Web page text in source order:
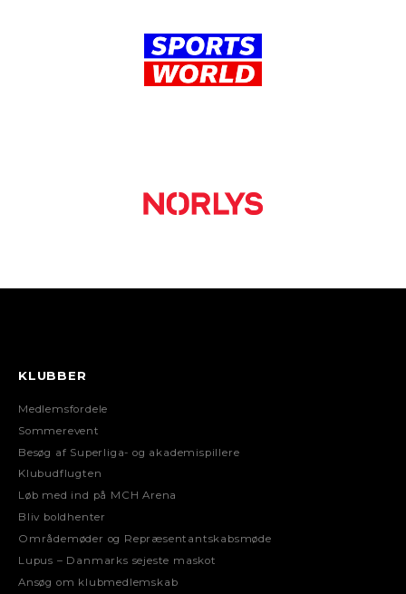
KLUBBER
Medlemsfordele
Sommerevent
Besøg af Superliga- og akademispillere
Klubudflugten
Løb med ind på MCH Arena
Bliv boldhenter
Områdemøder og Repræsentantskabsmøde
Lupus – Danmarks sejeste maskot
Ansøg om klubmedlemskab